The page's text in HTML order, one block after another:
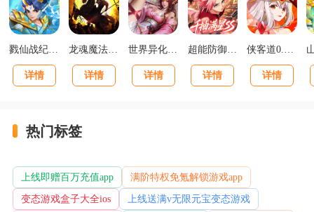
《富甲萌国(三国争霸0.1折)》专属冠名活动(线下
申请)
活动规则：
或以上且第一个联系客服申请的即可申请区服冠名特权
以及冠名奖励
戮仙战纪0.05折新篇章版
详情
龙魂魔法马年散人专属版
详情
世界异化之后0.1折登陆送全图鉴版
详情
超能防御0.1送千抽满星SS版
详情
侠客道0.1折变态版
详情
热门标签
上线即赠百万充值app
满阶特权免氪解锁游戏app
变态游戏盒子大全ios
上线送满v无限元宝变态游戏